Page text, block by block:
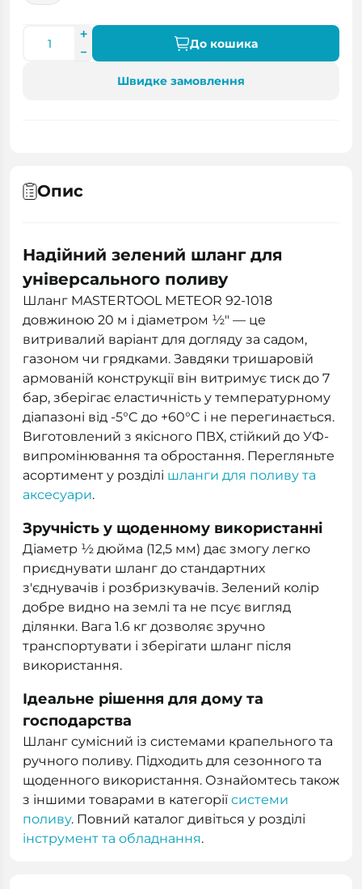
До кошика
Швидке замовлення
Опис
Надійний зелений шланг для
універсального поливу
Шланг MASTERTOOL METEOR 92-1018
довжиною 20 м і діаметром ½" — це
витривалий варіант для догляду за садом,
газоном чи грядками. Завдяки тришаровій
армованій конструкції він витримує тиск до 7
бар, зберігає еластичність у температурному
діапазоні від -5°C до +60°C і не перегинається.
Виготовлений з якісного ПВХ, стійкий до УФ-
випромінювання та обростання. Перегляньте
асортимент у розділі шланги для поливу та
аксесуари.
Зручність у щоденному використанні
Діаметр ½ дюйма (12,5 мм) дає змогу легко
приєднувати шланг до стандартних
з'єднувачів і розбризкувачів. Зелений колір
добре видно на землі та не псує вигляд
ділянки. Вага 1.6 кг дозволяє зручно
транспортувати і зберігати шланг після
використання.
Ідеальне рішення для дому та
господарства
Шланг сумісний із системами крапельного та
ручного поливу. Підходить для сезонного та
щоденного використання. Ознайомтесь також
з іншими товарами в категорії системи
поливу. Повний каталог дивіться у розділі
інструмент та обладнання.